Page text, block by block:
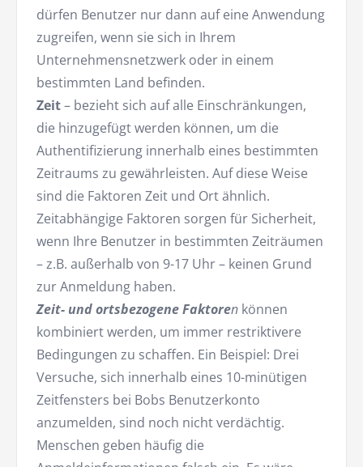
dürfen Benutzer nur dann auf eine Anwendung
zugreifen, wenn sie sich in Ihrem
Unternehmensnetzwerk oder in einem
bestimmten Land befinden.
Zeit– bezieht sich auf alle Einschränkungen,
die hinzugefügt werden können, um die
Authentifizierung innerhalb eines bestimmten
Zeitraums zu gewährleisten. Auf diese Weise
sind die Faktoren Zeit und Ort ähnlich.
Zeitabhängige Faktoren sorgen für Sicherheit,
wenn Ihre Benutzer in bestimmten Zeiträumen
– z.B. außerhalb von 9-17 Uhr – keinen Grund
zur Anmeldung haben.
Zeit- und ortsbezogene Faktoren können
kombiniert werden, um immer restriktivere
Bedingungen zu schaffen. Ein Beispiel: Drei
Versuche, sich innerhalb eines 10-minütigen
Zeitfensters bei Bobs Benutzerkonto
anzumelden, sind noch nicht verdächtig.
Menschen geben häufig die